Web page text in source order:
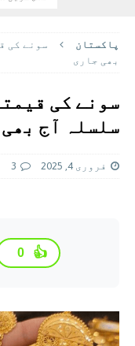
پاکستان
سونے کی
بھی جاری
سونے کی
سلسلہ آج
فروری 4, 2025 3
👍
0